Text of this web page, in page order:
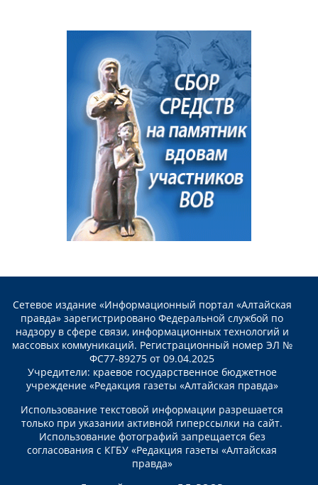
Сетевое издание «Информационный портал «Алтайская
правда» зарегистрировано Федеральной службой по
надзору в сфере связи, информационных технологий и
массовых коммуникаций. Регистрационный номер ЭЛ №
ФС77-89275 от 09.04.2025
Учредители: краевое государственное бюджетное
учреждение «Редакция газеты «Алтайская правда»
Использование текстовой информации разрешается
только при указании активной гиперссылки на сайт.
Использование фотографий запрещается без
согласования с КГБУ «Редакция газеты «Алтайская
правда»